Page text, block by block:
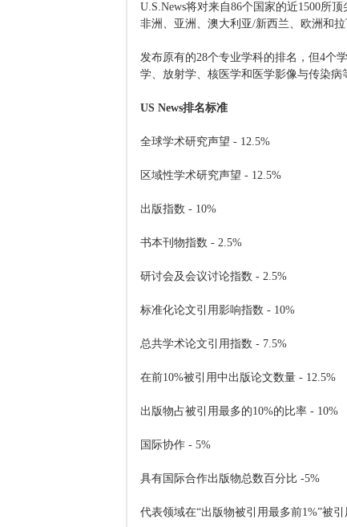
U.S.News将对来自86个国家的近1500所
非洲、亚洲、澳大利亚/新西兰、欧洲和
发布原有的28个专业学科的排名，但4个
学、放射学、核医学和医学影像与传染病
US News排名标准
全球学术研究声望 - 12.5%
区域性学术研究声望 - 12.5%
出版指数 - 10%
书本刊物指数 - 2.5%
研讨会及会议讨论指数 - 2.5%
标准化论文引用影响指数 - 10%
总共学术论文引用指数 - 7.5%
在前10%被引用中出版论文数量 - 12.5%
出版物占被引用最多的10%的比率 - 10%
国际协作 - 5%
具有国际合作出版物总数百分比 -5%
代表领域在“出版物被引用最多前1%”被